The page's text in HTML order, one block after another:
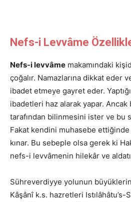
Nefs-i Levvâme
Nefs-i levvâme makamındaki
çoğalır. Namazlarına dikkat eder
ibadet etmeye gayret eder.
ibadetleri haz alarak yapar.
tarafından bilinmesini ister ve bu
Fakat kendini muhasebe
kınar. Bu sebeple olsa gerek ki
nefs-i levvâmenin hilekâr ve
Sühreverdiyye yolunun
Kâşânî k.s. hazretleri